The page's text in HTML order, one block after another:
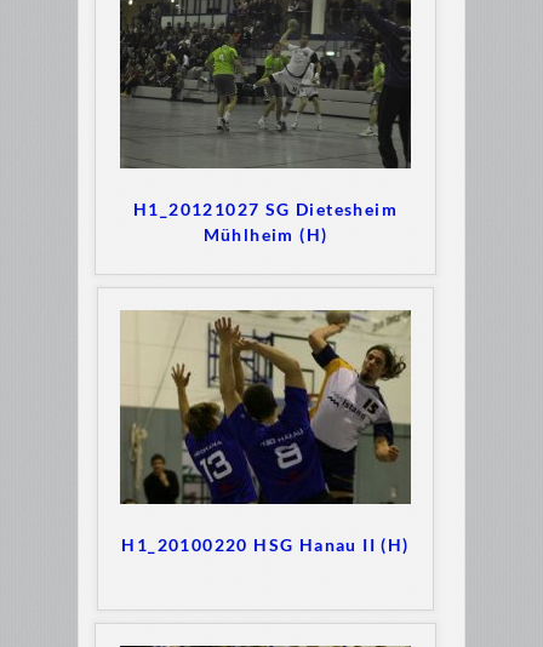
H1_20121027 SG Dietesheim
Mühlheim (H)
H1_20100220 HSG Hanau II (H)